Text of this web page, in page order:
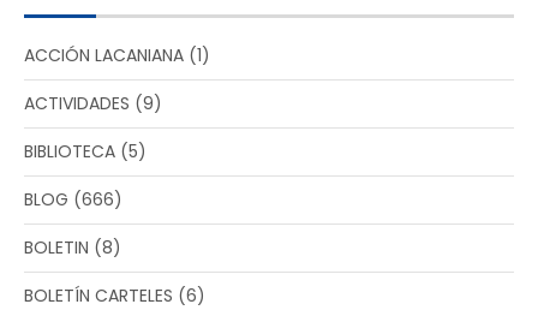
ACCIÓN LACANIANA (1)
ACTIVIDADES (9)
BIBLIOTECA (5)
BLOG (666)
BOLETIN (8)
BOLETÍN CARTELES (6)